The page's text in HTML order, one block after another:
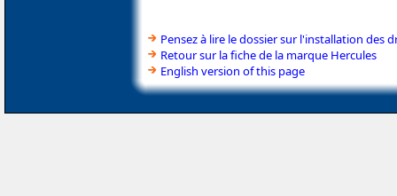
Pensez à lire le dossier sur l'installation des
Retour sur la fiche de la marque Hercules
English version of this page